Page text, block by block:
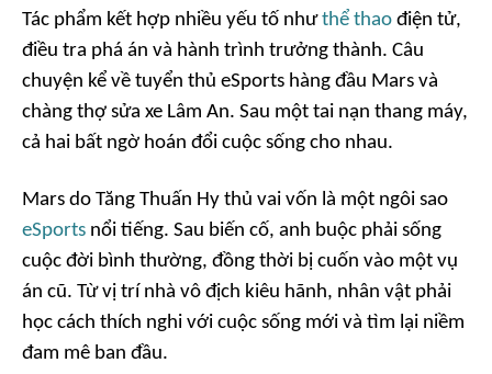
Tác phẩm kết hợp nhiều yếu tố nhưthể thao điện tử,
điều tra phá án và hành trình trưởng thành. Câu
chuyện kể về tuyển thủ eSports hàng đầu Mars và
chàng thợ sửa xe Lâm An. Sau một tai nạn thang máy,
cả hai bất ngờ hoán đổi cuộc sống cho nhau.
Mars do Tăng Thuấn Hy thủ vai vốn là một ngôi sao
eSports nổi tiếng. Sau biến cố, anh buộc phải sống
cuộc đời bình thường, đồng thời bị cuốn vào một vụ
án cũ. Từ vị trí nhà vô địch kiêu hãnh, nhân vật phải
học cách thích nghi với cuộc sống mới và tìm lại niềm
đam mê ban đầu.